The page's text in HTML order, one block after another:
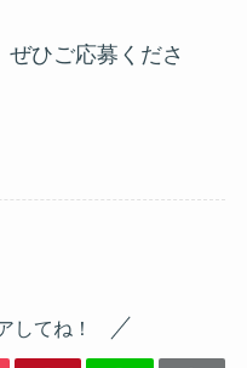
ひご応募くださ
してね！